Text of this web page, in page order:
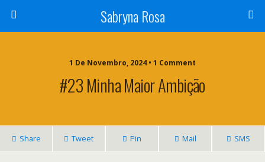
Sabryna Rosa
1 De Novembro, 2024 • 1 Comment
#23 Minha Maior Ambição
Share Tweet Pin Mail SMS